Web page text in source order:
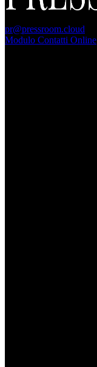
pr@pressroom.cloud
Modulo Contatti Online